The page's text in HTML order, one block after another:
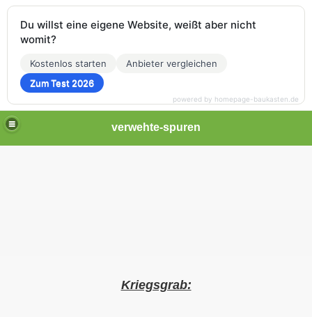
verwehte-spuren
Kriegsgrab:
Du willst eine eigene Website, weißt aber nicht
womit?
Kostenlos starten
Anbieter vergleichen
Zum Test 2026
powered by homepage-baukasten.de